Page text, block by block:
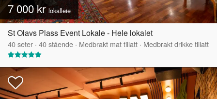
7 000 krlokalleie
St Olavs Plass Event Lokale - Hele lokalet
40seter · 40stående · Medbrakt mat tillatt · Medbrakt drikke tillatt